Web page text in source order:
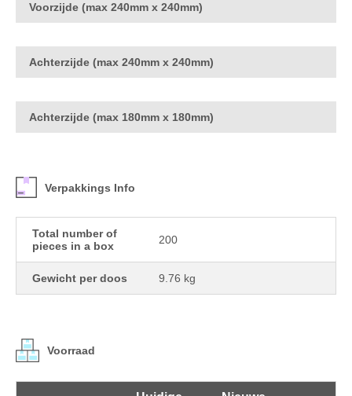
Voorzijde (max 240mm x 240mm)
Achterzijde (max 240mm x 240mm)
Achterzijde (max 180mm x 180mm)
Verpakkings Info
Total number of
pieces in a box
200
Gewicht per doos 9.76 kg
Voorraad